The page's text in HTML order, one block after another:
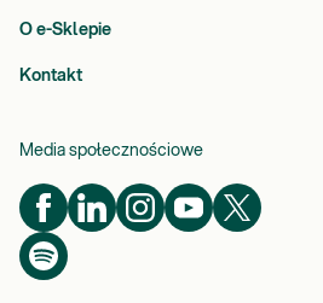
O e-Sklepie
Kontakt
Media społecznościowe